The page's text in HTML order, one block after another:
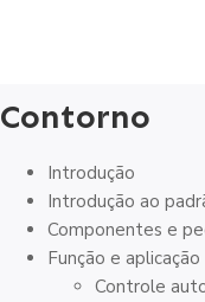
Contorno
Introdução
Introdução ao
Componentes e
Função e aplicação
Controle